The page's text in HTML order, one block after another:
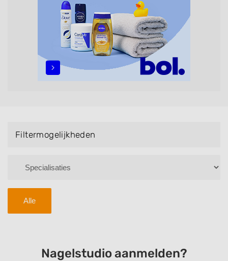
zoekresultaten filteren met behulp van de
specialisatie filter en u vindt zoekresultaten in iedere
wijk (noord, oost, zuid, west en het centrum) van
Heerhugowaard.
Filtermogelijkheden
Alle
Nagelstudio aanmelden?